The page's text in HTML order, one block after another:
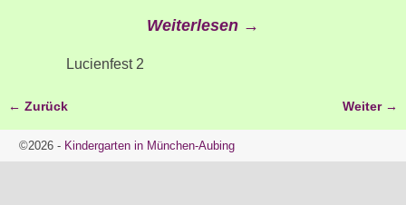
Weiterlesen →
Lucienfest 2
Bilder-Navigation
← Zurück Weiter →
©2026 - Kindergarten in München-Aubing